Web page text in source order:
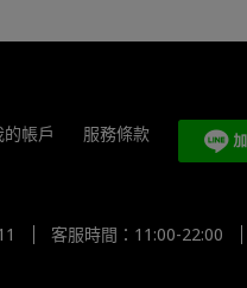
的帳戶 服務條款
客服時間：11:00-22:00